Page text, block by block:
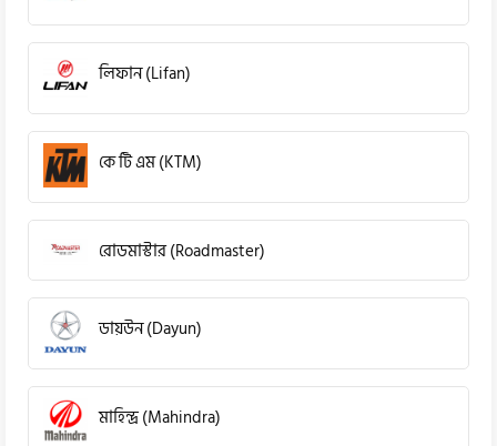
লিফান (Lifan)
কে টি এম (KTM)
রোডমাস্টার (Roadmaster)
ডায়উন (Dayun)
মাহিন্দ্র (Mahindra)